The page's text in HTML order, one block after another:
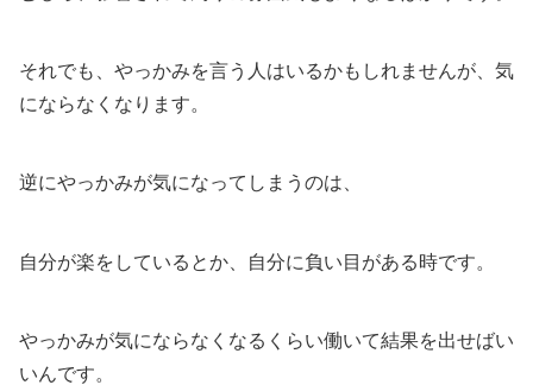
それでも、やっかみを言う人はいるかもしれませんが、気
にならなくなります。
逆にやっかみが気になってしまうのは、
自分が楽をしているとか、自分に負い目がある時です。
やっかみが気にならなくなるくらい働いて結果を出せばい
いんです。